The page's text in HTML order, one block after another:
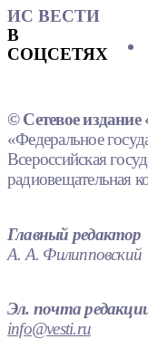
ИС ВЕСТИ
В
СОЦСЕТЯХ
© Сетевое издание
«Федеральное
Всероссийская
радиовещательная
Главный редактор
А. А. Филипповский
Эл. почта
info@vesti.ru